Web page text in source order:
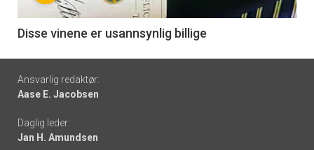
6
Disse vinene er usannsynlig billige
Footer
-
links
Ansvarlig redaktør:
Aase E. Jacobsen
Daglig leder:
Jan H. Amundsen